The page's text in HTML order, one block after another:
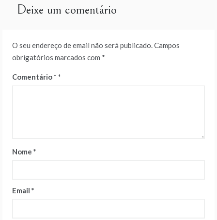
Deixe um comentário
O seu endereço de email não será publicado.Campos
obrigatórios marcados com *
Comentário*
Nome *
Email *